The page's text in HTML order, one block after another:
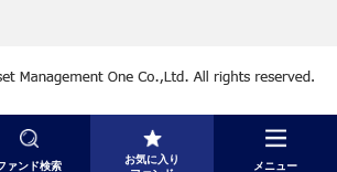
ァンド検索
お気に入り
メニュー